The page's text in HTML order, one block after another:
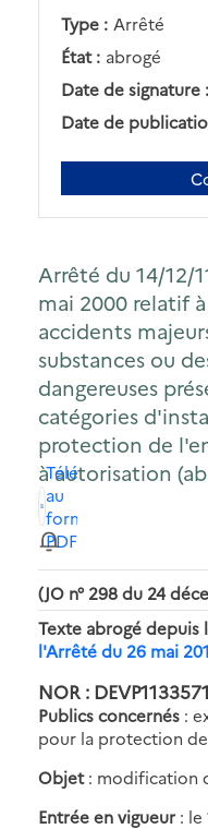
Type : Arrêté
État : abrogé
Date de signature :
Date de
Arrêté du 14/12/
mai 2000 relatif
accidents
substances ou
dangereuses
catégories
protection de
à autorisation
Télécharger
au
format
PDF
(JO n° 298 du 24
Texte abrogé depuis
l'Arrêté du 26 mai
NOR :
Publics concernés :
pour la protection
Objet: modification
Entrée en vigueur : le